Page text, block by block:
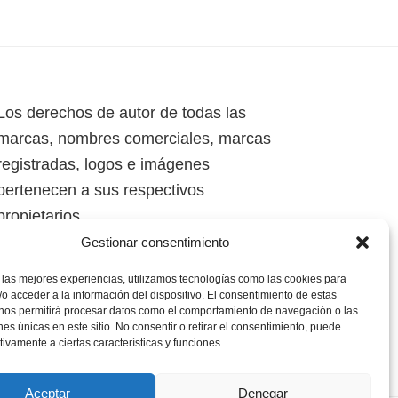
derechos de autor de todas las
nombres comerciales, marcas
logos e imágenes
a sus respectivos
Gestionar consentimiento
mejores experiencias, utilizamos tecnologías como las cookies para
acceder a la información del dispositivo. El consentimiento de estas
permitirá procesar datos como el comportamiento de navegación o las
únicas en este sitio. No consentir o retirar el consentimiento, puede
a ciertas características y funciones.
Aceptar Denegar